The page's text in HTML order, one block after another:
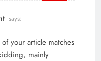
says:
your article matches
mainly